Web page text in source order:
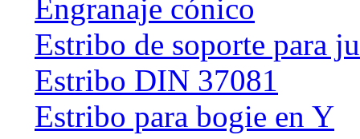
Engranaje cónico
Estribo de soporte para
Estribo DIN 37081
Estribo para bogie en Y